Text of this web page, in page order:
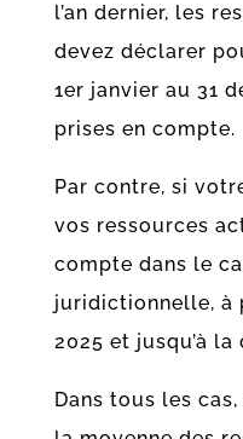
l’an dernier, les
devez déclarer
1er janvier au 31
prises en compte.
Par contre, si
vos ressources
compte dans le
juridictionnelle, à
2025 et jusqu’à
Dans tous les